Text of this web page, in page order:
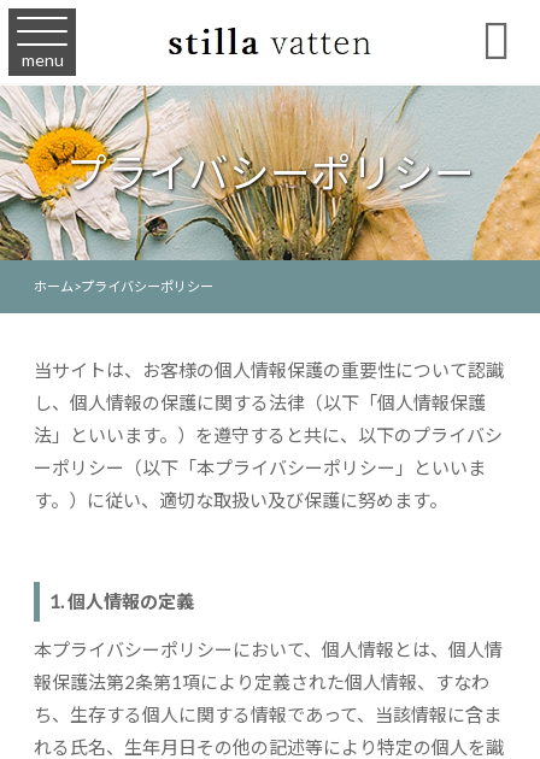
menu 
プライバシーポリシー
ホーム>プライバシーポリシー
当サイトは、お客様の個人情報保護の重要性について認識
し、個人情報の保護に関する法律（以下「個人情報保護
法」といいます。）を遵守すると共に、以下のプライバシ
ーポリシー（以下「本プライバシーポリシー」といいま
す。）に従い、適切な取扱い及び保護に努めます。
1. 個人情報の定義
本プライバシーポリシーにおいて、個人情報とは、個人情
報保護法第2条第1項により定義された個人情報、すなわ
ち、生存する個人に関する情報であって、当該情報に含ま
れる氏名、生年月日その他の記述等により特定の個人を識